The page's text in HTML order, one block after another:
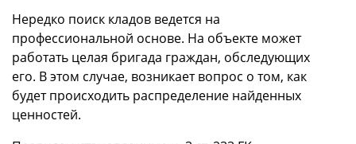
Нередко поиск кладов ведется на
профессиональной основе. На объекте может
работать целая бригада граждан, обследующих
его. В этом случае, возникает вопрос о том, как
будет происходить распределение найденных
ценностей.